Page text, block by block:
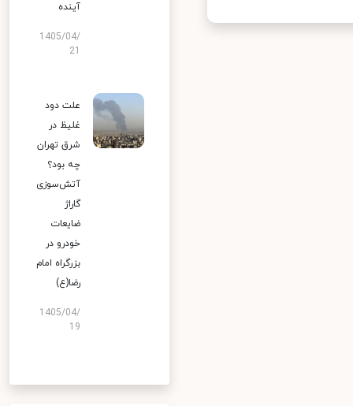
آینده
1405/04/
علت دود
غلیظ در
شرق تهران
چه بود؟
آتش‌سوزی
گاراژ
ضایعات
خودرو در
بزرگراه امام
رضا(ع)
1405/04/
19